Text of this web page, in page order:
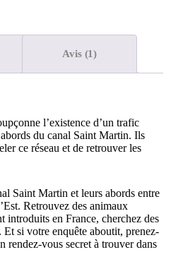
Avis (1)
l’existence d’un trafic
du canal Saint Martin. Ils
ce réseau et de retrouver les
Saint Martin et leurs abords entre
Retrouvez des animaux
introduits en France, cherchez des
Et si votre enquête aboutit, prenez-
rendez-vous secret à trouver dans